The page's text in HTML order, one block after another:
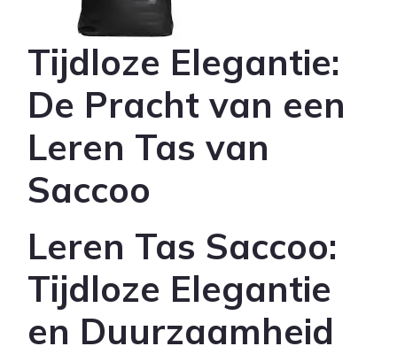
Tijdloze Elegantie:
De Pracht van een
Leren Tas van
Saccoo
Leren Tas Saccoo:
Tijdloze Elegantie
en Duurzaamheid